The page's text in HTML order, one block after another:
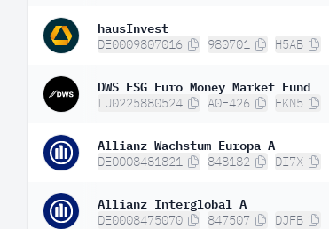
hausInvest
DE0009807016 980701 H5AB
DWS ESG Euro Money Market Fund
LU0225880524 A0F426 FKN5
Allianz Wachstum Europa A
DE0008481821 848182 DI7X
Allianz Interglobal A
DE0008475070 847507 DJFB